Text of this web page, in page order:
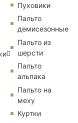
Пуховики
Пальто
демисезонные
Пальто из
шерсти
Пальто
альпака
Пальто на
меху
Куртки